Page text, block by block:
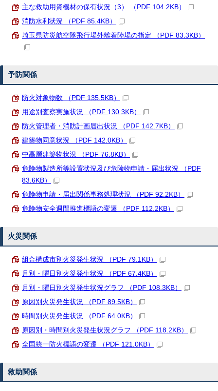
主な救助用資機材の保有状況（3） （PDF 104.2KB）
消防水利状況 （PDF 85.4KB）
埼玉県防災航空隊飛行場外離着陸場の指定 （PDF 83.3KB）
予防関係
防火対象物数 （PDF 135.5KB）
用途別査察実施状況 （PDF 130.3KB）
防火管理者・消防計画届出状況 （PDF 142.7KB）
建築物同意状況 （PDF 142.0KB）
中高層建築物状況 （PDF 76.8KB）
危険物製造所等設置状況及び危険物申請・届出状況 （PDF
83.6KB）
危険物申請・届出関係事務処理状況 （PDF 92.2KB）
危険物安全週間推進標語の変遷 （PDF 112.2KB）
火災関係
組合構成市別火災発生状況 （PDF 79.1KB）
月別・曜日別火災発生状況 （PDF 67.4KB）
月別・曜日別火災発生状況グラフ （PDF 108.3KB）
原因別火災発生状況 （PDF 89.5KB）
時間別火災発生状況 （PDF 64.0KB）
原因別・時間別火災発生状況グラフ （PDF 118.2KB）
全国統一防火標語の変遷 （PDF 121.0KB）
救助関係